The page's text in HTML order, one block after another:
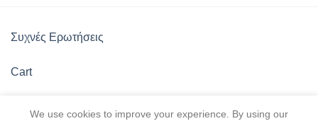
Συχνές Ερωτήσεις
Cart
We use cookies to improve your experience. By using our